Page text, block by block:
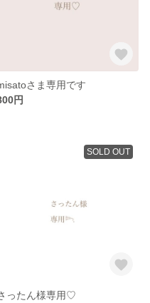
さま専用です
円
SOLD OUT
ったん様専用♡